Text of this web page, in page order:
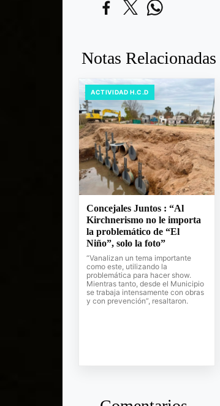
Notas Relacionadas
ACTIVIDAD H.C.D
Concejales Juntos : “Al
Kirchnerismo no le importa
la problemático de “El
Niño”, solo la foto”
“Vanalizan un tema importante
como este, utilizando la
problemática para hacer show.
Mientras tanto, desde el Municipio
se trabaja intensamente con obras
y con prevención”, resaltaron.